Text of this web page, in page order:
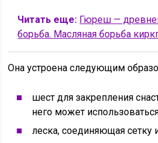
Читать еще: Гюреш —
борьба. Масляная борьба
Она устроена следующим
шест для закрепления
него может
леска, соединяющая сетку